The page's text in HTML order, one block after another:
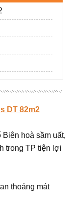
DT 82m2
hoà sầm uất,
trong TP tiện lợi
thoáng mát